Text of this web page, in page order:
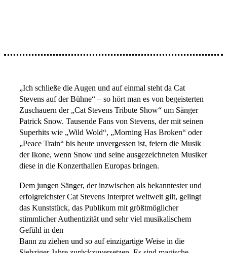
„Ich schließe die Augen und auf einmal steht da Cat
Stevens auf der Bühne“ – so hört man es von begeisterten
Zuschauern der „Cat Stevens Tribute Show“ um Sänger
Patrick Snow. Tausende Fans von Stevens, der mit seinen
Superhits wie „Wild Wold“, „Morning Has Broken“ oder
„Peace Train“ bis heute unvergessen ist, feiern die Musik
der Ikone, wenn Snow und seine ausgezeichneten Musiker
diese in die Konzerthallen Europas bringen.
Dem jungen Sänger, der inzwischen als bekanntester und
erfolgreichster Cat Stevens Interpret weltweit gilt, gelingt
das Kunststück, das Publikum mit größtmöglicher
stimmlicher Authentizität und sehr viel musikalischem
Gefühl in den
Bann zu ziehen und so auf einzigartige Weise in die